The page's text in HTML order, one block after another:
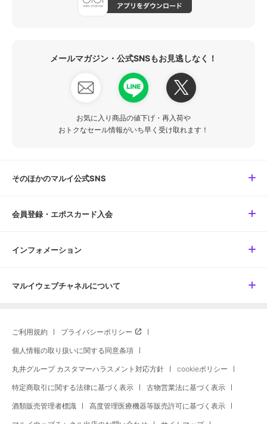
メールマガジン・公式SNSもお見逃しなく！
お気に入り商品の値下げ・再入荷や
おトクなセール情報がいち早く受け取れます！
そのほかのマルイ公式SNS
会員登録・エポスカード入会
インフォメーション
マルイウェブチャネルについて
ご利用規約 プライバシーポリシー
個人情報の取り扱いに関する同意条項
丸井グループ カスタマーハラスメント対応方針 cookieポリシー
特定商取引に関する法律に基づく表示 古物営業法に基づく表示
酒類販売管理者標識 高度管理医療機器等販売許可に基づく表示